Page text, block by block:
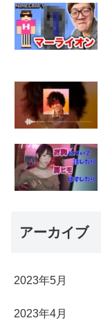
アーカイブ
2023年5月
2023年4月